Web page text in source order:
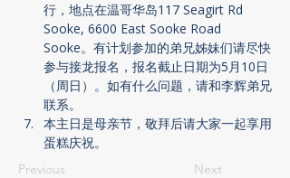
行，地点在温哥华岛117 Seagirt Rd
Sooke, 6600 East Sooke Road
Sooke。有计划参加的弟兄姊妹们请尽快
参与接龙报名，报名截止日期为5月10日
（周日）。如有什么问题，请和李辉弟兄
联系。
本主日是母亲节，敬拜后请大家一起享用
蛋糕庆祝。
Previous Next